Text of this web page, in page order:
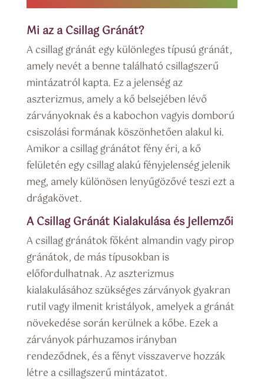
Mi az a Csillag Gránát?
A csillag gránát egy különleges típusú gránát,
amely nevét a benne található csillagszerű
mintázatról kapta. Ez a jelenség az
aszterizmus, amely a kő belsejében lévő
zárványoknak és a kabochon vagyis domború
csiszolási formának köszönhetően alakul ki.
Amikor a csillag gránátot fény éri, a kő
felületén egy csillag alakú fényjelenség jelenik
meg, amely különösen lenyűgözővé teszi ezt a
drágakövet.
A Csillag Gránát Kialakulása és Jellemzői
A csillag gránátok főként almandin vagy pirop
gránátok, de más típusokban is
előfordulhatnak. Az aszterizmus
kialakulásához szükséges zárványok gyakran
rutil vagy ilmenit kristályok, amelyek a gránát
növekedése során kerülnek a kőbe. Ezek a
zárványok párhuzamos irányban
rendeződnek, és a fényt visszaverve hozzák
létre a csillagszerű mintázatot.